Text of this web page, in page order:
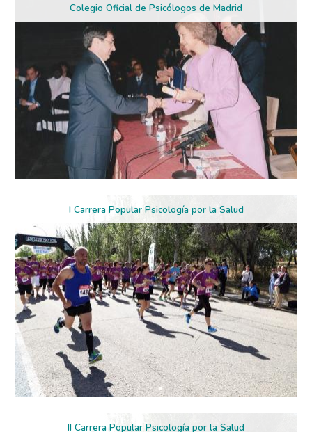
Colegio Oficial de Psicólogos de Madrid
I Carrera Popular Psicología por la Salud
II Carrera Popular Psicología por la Salud